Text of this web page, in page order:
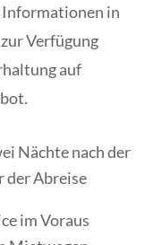
in
Verfügung
auf
Nächte nach der
der Abreise
im Voraus